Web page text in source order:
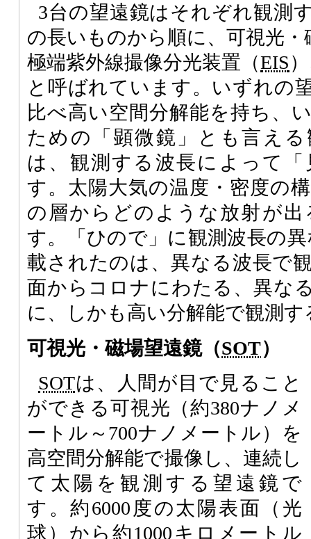
3台の望遠鏡はそれぞれ観測
の長いものから順に、可視光・
極端紫外線撮像分光装置（EIS
と呼ばれています。いずれの
比べ高い空間分解能を持ち、
ための「顕微鏡」とも言え
は、観測する波長によって
す。太陽大気の温度・密度の
の層からどのような放射が
す。「ひので」に観測波長の
載されたのは、異なる波長で
面からコロナにわたる、異な
に、しかも高い分解能で観測
可視光・磁場望遠鏡（SOT）
SOTは、人間が目で見ること
ができる可視光（約380ナノメ
ートル～700ナノメートル）を
高空間分解能で撮像し、連続し
て太陽を観測する望遠鏡で
す。約6000度の太陽表面（光
球）から約1000キロメートル